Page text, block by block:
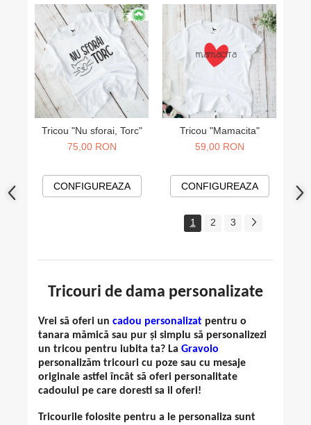
Tricou "Nu sforai, Torc"
75,00 RON
CONFIGUREAZA
Tricou "Mamacita"
59,00 RON
CONFIGUREAZA
1 2 3
Tricouri de dama personalizate
Vrei să oferi un cadou personalizat pentru o
tanara mămică sau pur și simplu să personalizezi
un tricou pentru iubita ta? La Gravolo
personalizăm tricouri cu poze sau cu mesaje
originale astfel încât să oferi personalitate
cadoului pe care doresti sa il oferi!
Tricourile folosite pentru a le personaliza sunt